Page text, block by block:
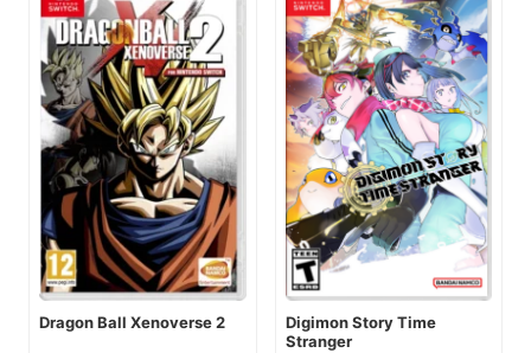
Dragon Ball Xenoverse 2
Digimon Story Time
Stranger